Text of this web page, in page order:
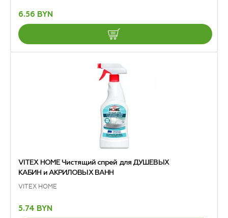
6.56 BYN
VITEX HOME Чистящий спрей для ДУШЕВЫХ
КАБИН и АКРИЛОВЫХ ВАНН
VITEX HOME
5.74 BYN